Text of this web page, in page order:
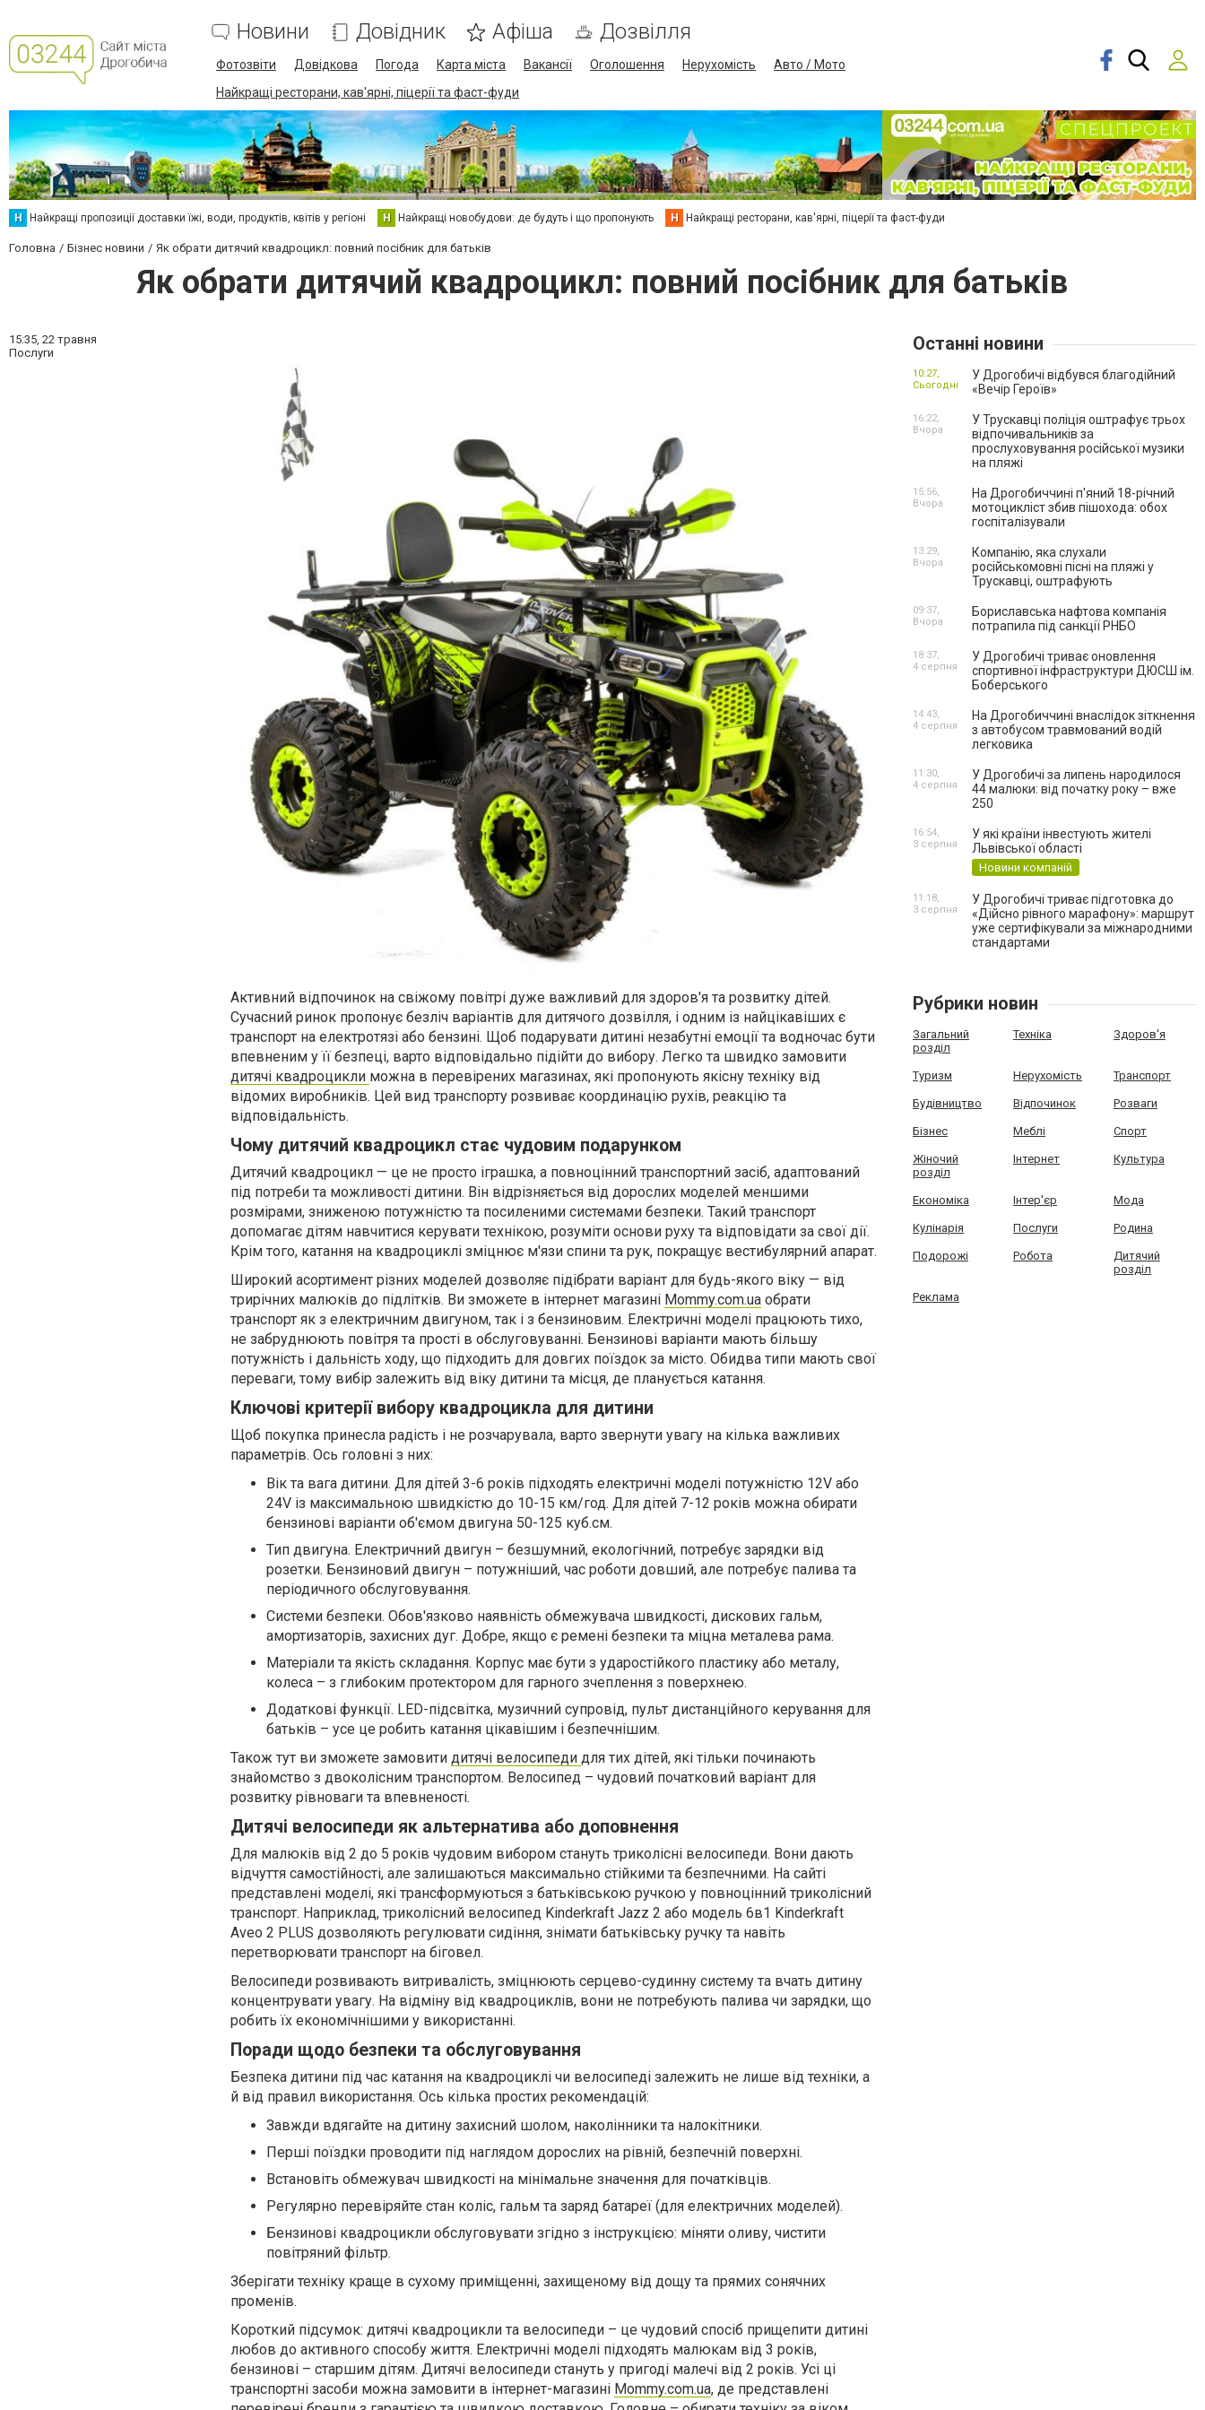
Новини Довідник Афіша Дозвілля
Фотозвіти Довідкова Погода Карта міста Вакансії Оголошення Нерухомість
Авто / Мото
Найкращі ресторани, кав'ярні, піцерії та фаст-фуди
Н Найкращі пропозиції доставки їжі, води, продуктів, квітів у регіоні Н Найкращі новобудови: де будуть і що пропонують Н Найкращі ресторани, кав'ярні, піцерії та фаст-фуди
Головна Бізнес новини Як обрати дитячий квадроцикл: повний посібник для батьків
Як обрати дитячий квадроцикл: повний посібник для батьків
15:35, 22 травня
Послуги
Активний відпочинок на свіжому повітрі дуже важливий для здоров'я та розвитку дітей.
Сучасний ринок пропонує безліч варіантів для дитячого дозвілля, і одним із найцікавіших є
транспорт на електротязі або бензині. Щоб подарувати дитині незабутні емоції та водночас бути
впевненим у її безпеці, варто відповідально підійти до вибору. Легко та швидко замовити
дитячі квадроцикли можна в перевірених магазинах, які пропонують якісну техніку від
відомих виробників. Цей вид транспорту розвиває координацію рухів, реакцію та
відповідальність.
Чому дитячий квадроцикл стає чудовим подарунком
Дитячий квадроцикл — це не просто іграшка, а повноцінний транспортний засіб, адаптований
під потреби та можливості дитини. Він відрізняється від дорослих моделей меншими
розмірами, зниженою потужністю та посиленими системами безпеки. Такий транспорт
допомагає дітям навчитися керувати технікою, розуміти основи руху та відповідати за свої дії.
Крім того, катання на квадроциклі зміцнює м'язи спини та рук, покращує вестибулярний апарат.
Широкий асортимент різних моделей дозволяє підібрати варіант для будь-якого віку — від
трирічних малюків до підлітків. Ви зможете в інтернет магазині Mommy.com.ua обрати
транспорт як з електричним двигуном, так і з бензиновим. Електричні моделі працюють тихо,
не забруднюють повітря та прості в обслуговуванні. Бензинові варіанти мають більшу
потужність і дальність ходу, що підходить для довгих поїздок за місто. Обидва типи мають свої
переваги, тому вибір залежить від віку дитини та місця, де планується катання.
Ключові критерії вибору квадроцикла для дитини
Щоб покупка принесла радість і не розчарувала, варто звернути увагу на кілька важливих
параметрів. Ось головні з них:
Вік та вага дитини. Для дітей 3-6 років підходять електричні моделі потужністю 12V або
24V із максимальною швидкістю до 10-15 км/год. Для дітей 7-12 років можна обирати
бензинові варіанти об'ємом двигуна 50-125 куб.см.
Тип двигуна. Електричний двигун – безшумний, екологічний, потребує зарядки від
розетки. Бензиновий двигун – потужніший, час роботи довший, але потребує палива та
періодичного обслуговування.
Системи безпеки. Обов'язково наявність обмежувача швидкості, дискових гальм,
амортизаторів, захисних дуг. Добре, якщо є ремені безпеки та міцна металева рама.
Матеріали та якість складання. Корпус має бути з ударостійкого пластику або металу,
колеса – з глибоким протектором для гарного зчеплення з поверхнею.
Додаткові функції. LED-підсвітка, музичний супровід, пульт дистанційного керування для
батьків – усе це робить катання цікавішим і безпечнішим.
Також тут ви зможете замовити дитячі велосипеди для тих дітей, які тільки починають
знайомство з двоколісним транспортом. Велосипед – чудовий початковий варіант для
розвитку рівноваги та впевненості.
Дитячі велосипеди як альтернатива або доповнення
Для малюків від 2 до 5 років чудовим вибором стануть триколісні велосипеди. Вони дають
відчуття самостійності, але залишаються максимально стійкими та безпечними. На сайті
представлені моделі, які трансформуються з батьківською ручкою у повноцінний триколісний
транспорт. Наприклад, триколісний велосипед Kinderkraft Jazz 2 або модель 6в1 Kinderkraft
Aveo 2 PLUS дозволяють регулювати сидіння, знімати батьківську ручку та навіть
перетворювати транспорт на біговел.
Велосипеди розвивають витривалість, зміцнюють серцево-судинну систему та вчать дитину
концентрувати увагу. На відміну від квадроциклів, вони не потребують палива чи зарядки, що
робить їх економічнішими у використанні.
Поради щодо безпеки та обслуговування
Безпека дитини під час катання на квадроциклі чи велосипеді залежить не лише від техніки, а
й від правил використання. Ось кілька простих рекомендацій:
Завжди вдягайте на дитину захисний шолом, наколінники та налокітники.
Перші поїздки проводити під наглядом дорослих на рівній, безпечній поверхні.
Встановіть обмежувач швидкості на мінімальне значення для початківців.
Регулярно перевіряйте стан коліс, гальм та заряд батареї (для електричних моделей).
Бензинові квадроцикли обслуговувати згідно з інструкцією: міняти оливу, чистити
повітряний фільтр.
Зберігати техніку краще в сухому приміщенні, захищеному від дощу та прямих сонячних
променів.
Короткий підсумок: дитячі квадроцикли та велосипеди – це чудовий спосіб прищепити дитині
любов до активного способу життя. Електричні моделі підходять малюкам від 3 років,
бензинові – старшим дітям. Дитячі велосипеди стануть у пригоді малечі від 2 років. Усі ці
транспортні засоби можна замовити в інтернет-магазині Mommy.com.ua, де представлені
Останні новини
У Дрогобичі відбувся благодійний
«Вечір Героїв»
10:27,
Сьогодні
У Трускавці поліція оштрафує трьох
відпочивальників за
прослуховування російської музики
на пляжі
16:22,
Вчора
На Дрогобиччині п'яний 18-річний
мотоцикліст збив пішохода: обох
госпіталізували
15:56,
Вчора
Компанію, яка слухали
російськомовні пісні на пляжі у
Трускавці, оштрафують
13:29,
Вчора
Бориславська нафтова компанія
потрапила під санкції РНБО
09:37,
Вчора
У Дрогобичі триває оновлення
спортивної інфраструктури ДЮСШ ім.
Боберського
18:37,
4 серпня
На Дрогобиччині внаслідок зіткнення
з автобусом травмований водій
легковика
14:43,
4 серпня
У Дрогобичі за липень народилося
44 малюки: від початку року – вже
250
11:30,
4 серпня
У які країни інвестують жителі
Львівської області
Новини компаній
16:54,
3 серпня
У Дрогобичі триває підготовка до
«Дійсно рівного марафону»: маршрут
уже сертифікували за міжнародними
стандартами
11:18,
3 серпня
Рубрики новин
Загальний
розділ
Техніка Здоров'я
Туризм Нерухомість Транспорт
Будівництво Відпочинок Розваги
Бізнес Меблі Спорт
Жіночий
розділ
Інтернет Культура
Економіка Інтер'єр Мода
Кулінарія Послуги Родина
Подорожі Робота
Дитячий
розділ
Реклама